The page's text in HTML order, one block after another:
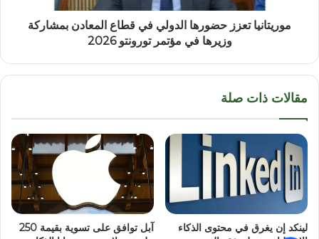
موريتانيا تعزز حضورها الدولي في قطاع المعادن بمشاركة
وزيرها في مؤتمر تورونتو 2026
مقالات ذات صلة
لينكد إن يغرق في محتوى الذكاء
آبل توافق على تسوية بقيمة 250